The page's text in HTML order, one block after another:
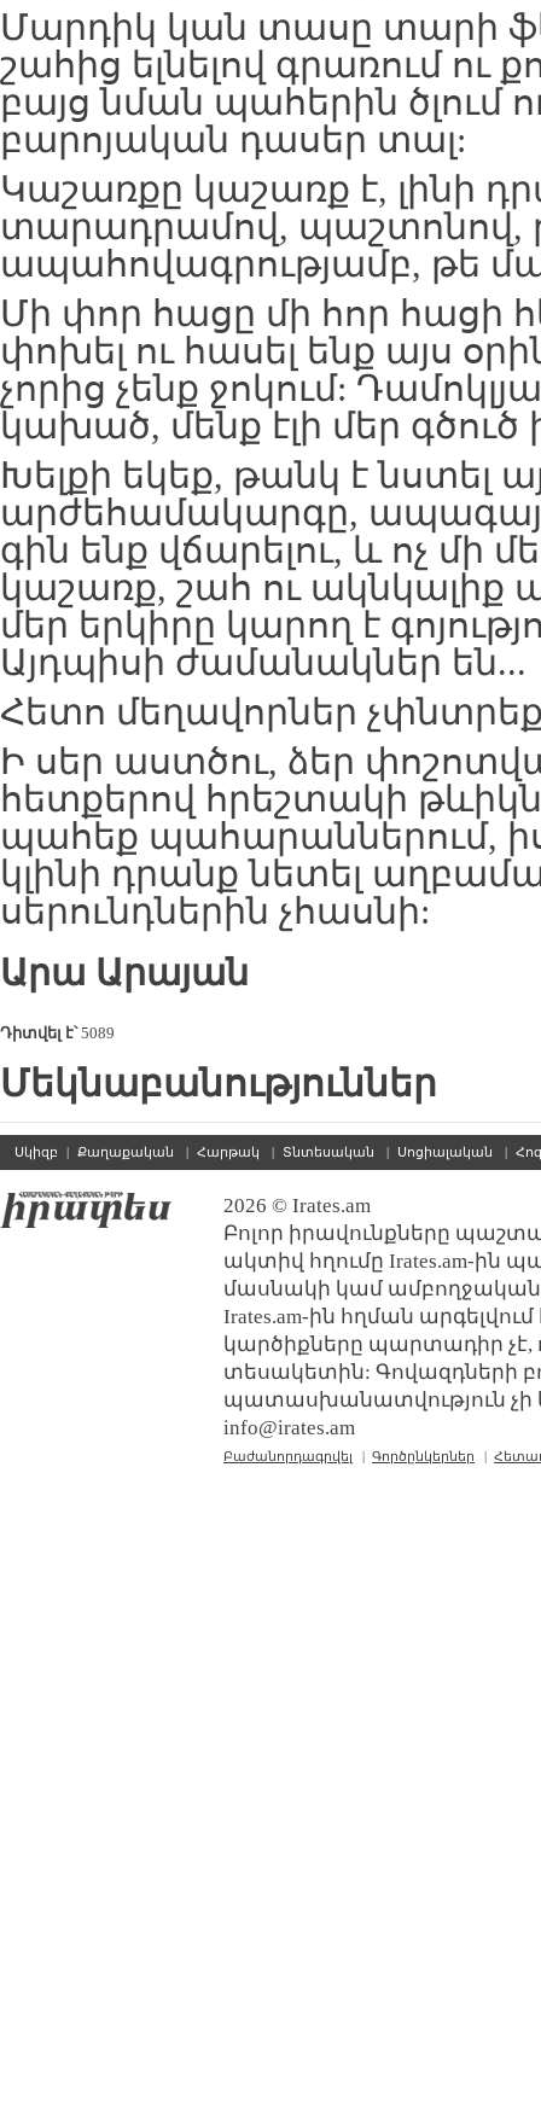
Մարդիկ կան տասը տարի
շահից ելնելով գրառում ու
բայց նման պահերին ծլում
բարոյական դասեր տալ:
Կաշառքը կաշառք է, լինի
տարադրամով, պաշտոնով,
ապահովագրությամբ, թե
Մի փոր հացը մի հոր հացի
փոխել ու հասել ենք այս
չորից չենք ջոկում:
կախած, մենք էլի մեր
Խելքի եկեք, թանկ է նստել
արժեհամակարգը,
գին ենք վճարելու, և ոչ մի
կաշառք, շահ ու ակնկալիք
մեր երկիրը կարող է
Այդպիսի ժամանակներ են...
Հետո մեղավորներ
Ի սեր աստծու, ձեր
հետքերով հրեշտակի
պահեք պահարաններում,
կլինի դրանք նետել
սերունդներին չհասնի:
Արա Արայան
Դիտվել է՝5089
Մեկնաբանություններ
Սկիզբ | Քաղաքական | Հարթակ | Տնտեսական | Սոցիալական |
2026 © Irates.am
Բոլոր իրավունքները
ակտիվ հղումը Irates.am-ին
մասնակի կամ ամբողջական
Irates.am-ին հղման
կարծիքները պարտադիր չէ,
տեսակետին: Գովազդների
պատասխանատվություն չի
info@irates.am
Բաժանորդագրվել | Գործընկերներ |